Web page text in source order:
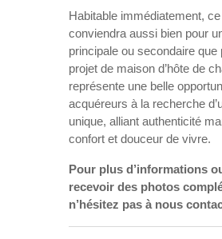
Habitable immédiatement,
conviendra aussi bien pour
principale ou secondaire que
projet de maison d’hôte de
représente une belle
acquéreurs à la recherche
unique, alliant authenticité
confort et douceur de vivre.
Pour plus d’informations
recevoir des photos
n’hésitez pas à nous